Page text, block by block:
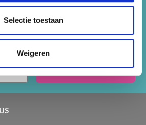
Selectie toestaan
Weigeren
breigemeenschap en krijg
toegang tot inspirerende
en speciale aanbiedingen!
Abonneren